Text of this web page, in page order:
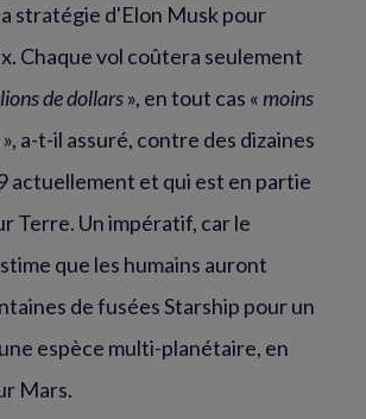
stratégie d'Elon Musk pour
Chaque vol coûtera seulement
de dollars», en tout cas « moins
», a-t-il assuré, contre des dizaines
actuellement et qui est en partie
Terre. Un impératif, car le
que les humains auront
de fusées Starship pour un
espèce multi-planétaire, en
Mars.